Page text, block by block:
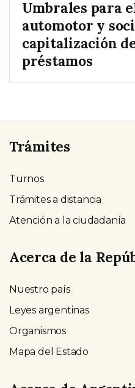
Umbrales para
automotor y
capitalización
préstamos
Trámites
Turnos
Trámites a distancia
Atención a la ciudadanía
Acerca de la
Nuestro país
Leyes argentinas
Organismos
Mapa del Estado